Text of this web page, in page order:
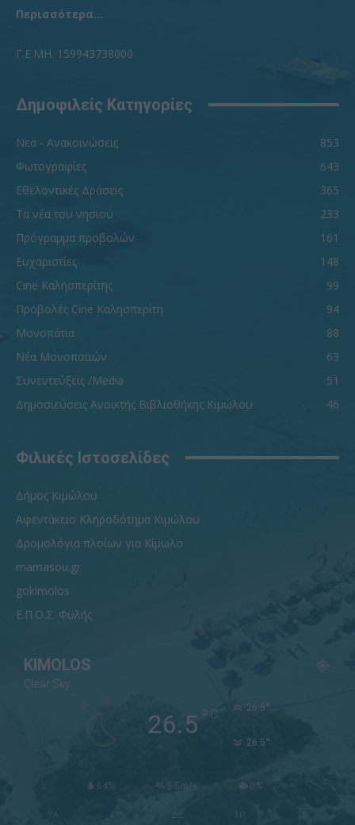
Περισσότερα...
Γ.Ε.ΜΗ. 159943738000
Δημοφιλείς Κατηγορίες
Νεα - Ανακοινώσεις
853
Φωτογραφίες
643
Εθελοντικές Δράσεις
365
Τα νέα του νησιού
233
Πρόγραμμα προβολών
161
Ευχαριστίες
148
Cine Καλησπερίτης
99
Προβολές Cine Καλησπερίτη
94
Μονοπάτια
88
Νέα Μονοπατιών
63
Συνεντεύξεις /Media
51
Δημοσιεύσεις Ανοικτής Βιβλιοθήκης Κιμώλου
46
Φιλικές Ιστοσελίδες
Δήμος Κιμώλου
Αφεντάκειο Κληροδότημα Κιμώλου
Δρομολόγια πλοίων για Κίμωλο
mamasou.gr
gokimolos
Ε.Π.Ο.Σ. Φυλής
KIMOLOS
Clear Sky
26.5° C 26.5°
26.5°
64% 5.5m/s 0%
ΣΑ ΚΥ ΔΕ ΤΡ ΤΕ